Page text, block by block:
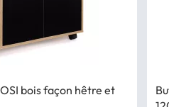
bois façon hêtre et